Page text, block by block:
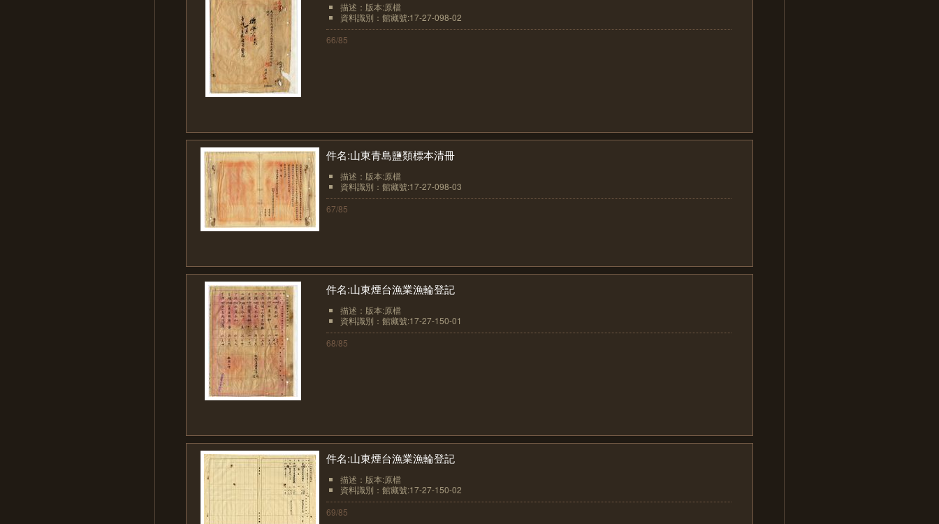
描述：版本:原檔
資料識別：館藏號:17-27-098-02
66/85
件名:山東青島鹽類標本清冊
描述：版本:原檔
資料識別：館藏號:17-27-098-03
67/85
件名:山東煙台漁業漁輪登記
描述：版本:原檔
資料識別：館藏號:17-27-150-01
68/85
件名:山東煙台漁業漁輪登記
描述：版本:原檔
資料識別：館藏號:17-27-150-02
69/85